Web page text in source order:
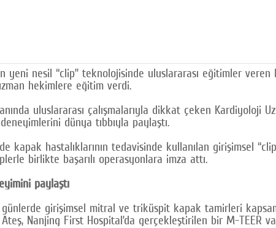
yeni nesil “clip” teknolojisinde uluslararası eğitimler
hekimlere eğitim verdi.
uluslararası çalışmalarıyla dikkat çeken Kardiyoloji
dünya tıbbıyla paylaştı.
kapak hastalıklarının tedavisinde kullanılan girişimsel
birlikte başarılı operasyonlara imza attı.
paylaştı
girişimsel mitral ve triküspit kapak tamirleri
Nanjing First Hospital’da gerçekleştirilen bir M-TEER